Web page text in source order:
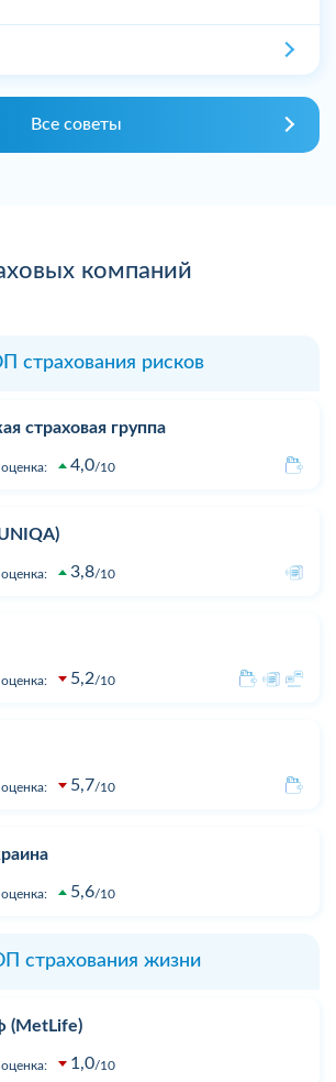
Все советы
компаний
страхования рисков
страховая группа
4,0 10
3,8 10
5,2 10
5,7 10
5,6 10
страхования жизни
(MetLife)
1,0 10